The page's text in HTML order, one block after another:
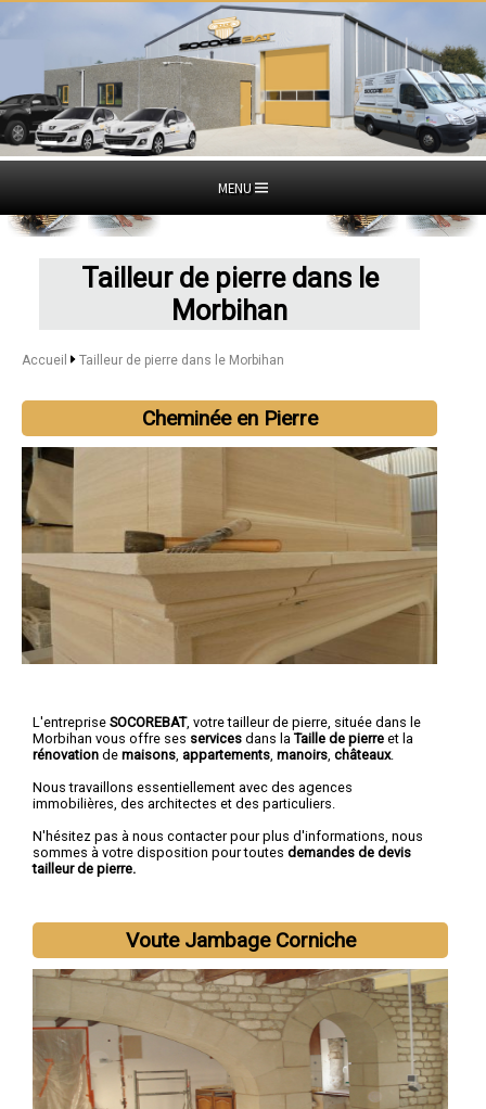
MENU
Tailleur de pierre dans le
Morbihan
Accueil Tailleur de pierre dans le Morbihan
Cheminée en Pierre
L'entreprise SOCOREBAT, votre tailleur de pierre , située dans le
Morbihan vous offre ses services dans la Taille de pierre et la
rénovation de maisons appartements manoirs châteaux.
Nous travaillons essentiellement avec des agences
immobilières, des architectes et des particuliers.
N'hésitez pas à nous contacter pour plus d'informations, nous
sommes à votre disposition pour toutes demandes de devis
tailleur de pierre.
Voute Jambage Corniche